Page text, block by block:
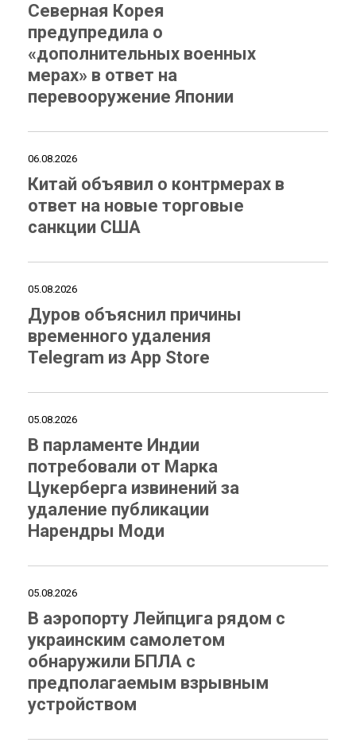
Северная Корея
предупредила о
«дополнительных военных
мерах» в ответ на
перевооружение Японии
06.08.2026
Китай объявил о контрмерах в
ответ на новые торговые
санкции США
05.08.2026
Дуров объяснил причины
временного удаления
Telegram из App Store
05.08.2026
В парламенте Индии
потребовали от Марка
Цукерберга извинений за
удаление публикации
Нарендры Моди
05.08.2026
В аэропорту Лейпцига рядом с
украинским самолетом
обнаружили БПЛА с
предполагаемым взрывным
устройством